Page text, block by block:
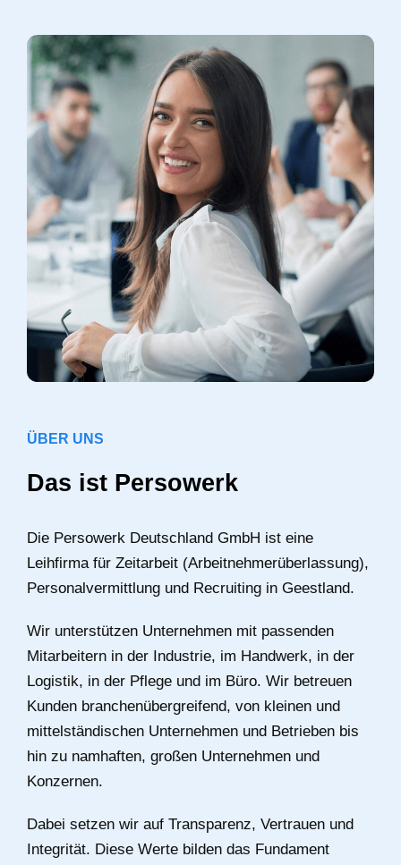
ÜBER UNS
Das ist Persowerk
Die Persowerk Deutschland GmbH ist eine
Leihfirma für Zeitarbeit (Arbeitnehmerüberlassung),
Personalvermittlung und Recruiting in Geestland.
Wir unterstützen Unternehmen mit passenden
Mitarbeitern in der Industrie, im Handwerk, in der
Logistik, in der Pflege und im Büro. Wir betreuen
Kunden branchenübergreifend, von kleinen und
mittelständischen Unternehmen und Betrieben bis
hin zu namhaften, großen Unternehmen und
Konzernen.
Dabei setzen wir auf Transparenz, Vertrauen und
Integrität. Diese Werte bilden das Fundament